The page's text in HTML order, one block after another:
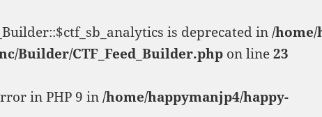
is deprecated in/home/
Builder/CTF_Feed_Builder.php on line23
in PHP 9 in/home/happymanjp4/happy-